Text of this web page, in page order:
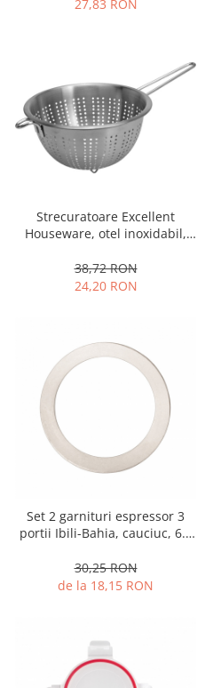
27,83 RON
Strecuratoare Excellent
Houseware, otel inoxidabil,
38,72 RON
24,20 RON
Set 2 garnituri espressor 3
portii Ibili-Bahia, cauciuc, 6.5
30,25 RON
de la 18,15 RON